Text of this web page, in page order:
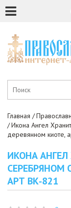
Главная
Икона Ангел
деревянном киоте,
ИКОНА
СЕРЕБРЯНОМ
АРТ ВК-821